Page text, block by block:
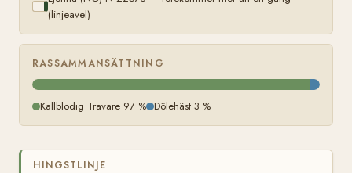
(linjeavel)
RASSAMMANSÄTTNING
Kallblodig Travare 97 % Dölehäst 3 %
HINGSTLINJE